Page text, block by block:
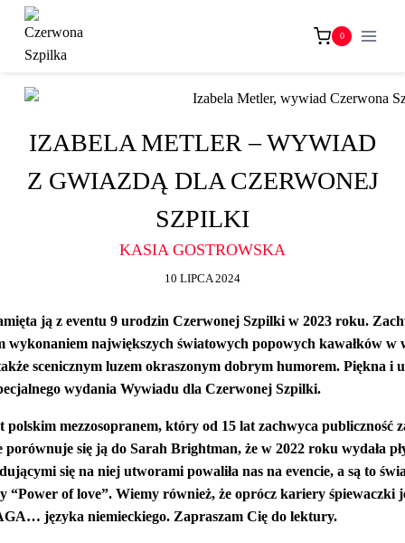
Przejdź
treści
0
IZABELA METLER – WYWIAD
Z GWIAZDĄ DLA CZERWONEJ
SZPILKI
KASIA GOSTROWSKA
10 LIPCA 2024
ją z eventu 9 urodzin Czerwonej Szpilki w 2023 roku.
wykonaniem największych światowych popowych kawałków w
scenicznym luzem okraszonym dobrym humorem. Piękna i
wydania Wywiadu dla Czerwonej Szpilki.
polskim mezzosopranem, który od 15 lat zachwyca publiczność
porównuje się ją do Sarah Brightman, że w 2022 roku wydała
się na niej utworami powaliła nas na evencie, a są to
“Power of love”. Wiemy również, że oprócz kariery śpiewaczki
języka niemieckiego. Zapraszam Cię do lektury.